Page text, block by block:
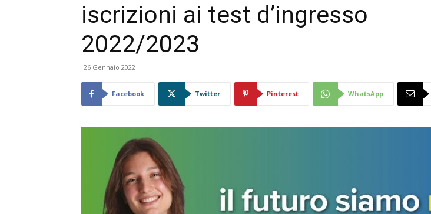
iscrizioni ai test d’ingresso
2022/2023
26 Gennaio 2022
Facebook Twitter Pinterest WhatsApp